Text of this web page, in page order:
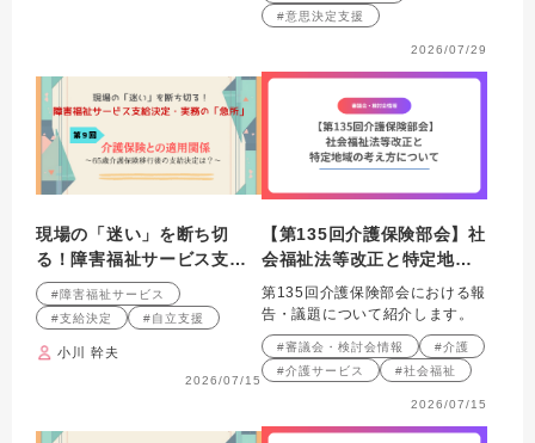
#意思決定支援
2026/07/29
現場の「迷い」を断ち切
る！障害福祉サービス支給
決定・実務の「急所」 第９
回連載 介護保険との適用
関係～65歳介護保険移行後
の支給決定は？～
#障害福祉サービス
#支給決定
#自立支援
小川 幹夫
2026/07/15
【第135回介護保険部会】社
会福祉法等改正と特定地域
の考え方について
第135回介護保険部会における報
告・議題について紹介します。
#審議会・検討会情報
#介護
#介護サービス
#社会福祉
2026/07/15